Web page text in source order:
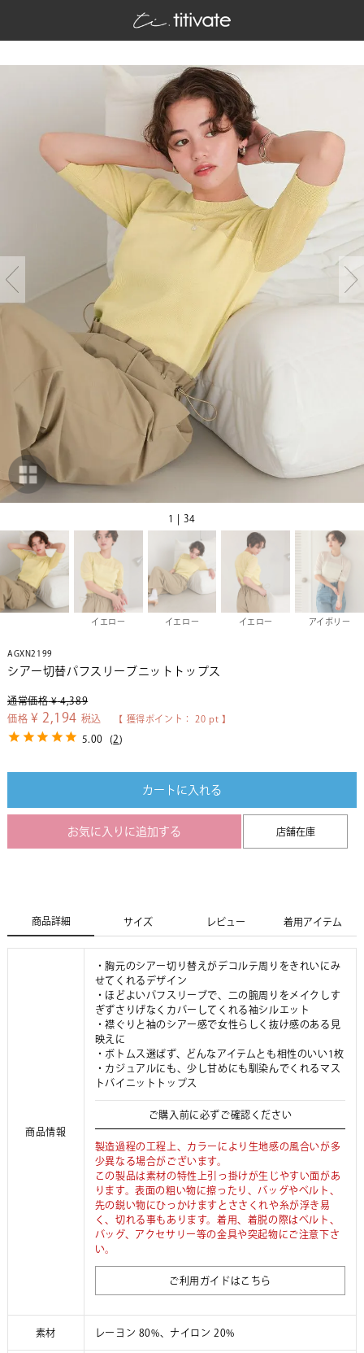
1 | 34
イエロー イエロー イエロー アイボリー
AGXN2199
シアー切替パフスリーブニットトップス
通常価格 ¥ 4,389
価格 ¥ 2,194 税込 【 獲得ポイント： 20 pt 】
5.00 (2)
カートに入れる
お気に入りに追加する 店舗在庫
商品詳細 サイズ レビュー 着用アイテム
商品情報
・胸元のシアー切り替えがデコルテ周りをきれいにみ
せてくれるデザイン
・ほどよいパフスリーブで、二の腕周りをメイクしす
ぎずさりげなくカバーしてくれる袖シルエット
・襟ぐりと袖のシアー感で女性らしく抜け感のある見
映えに
・ボトムス選ばず、どんなアイテムとも相性のいい1枚
・カジュアルにも、少し甘めにも馴染んでくれるマス
トバイニットトップス
ご購入前に必ずご確認ください
製造過程の工程上、カラーにより生地感の風合いが多
少異なる場合がございます。
この製品は素材の特性上引っ掛けが生じやすい面があ
ります。表面の粗い物に擦ったり、バッグやベルト、
先の鋭い物にひっかけますとささくれや糸が浮き易
く、切れる事もあります。着用、着脱の際はベルト、
バッグ、アクセサリー等の金具や突起物にご注意下さ
い。
ご利用ガイドはこちら
素材 レーヨン 80%、ナイロン 20%